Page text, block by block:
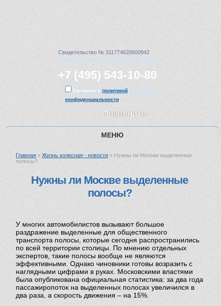
Свидетельство № 311774620600942
ЗВОНИТЕ КРУГЛОСУТОЧНО!
+7 (495) 543-10-80
+7 (905) 543-10-80
Согласен с политикой
конфиденциальности
Позвонить
МЕНЮ
ГЛАВНАЯ
УСЛУГИ
ОТЗЫВЫ
НАГРАДЫ
Главная » Жизнь колесная - новости » Нужны ли Москве выделенные
полосы?
Нужны ли Москве выделенные
полосы?
У многих автомобилистов вызывают большое
раздражение выделенные для общественного
транспорта полосы, которые сегодня распространились
по всей территории столицы. По мнению отдельных
экспертов, такие полосы вообще не являются
эффективными. Однако чиновники готовы возразить с
наглядными цифрами в руках. Московскими властями
была опубликована официальная статистика: за два года
пассажиропоток на выделенных полосах увеличился в
два раза, а скорость движения – на 15%.